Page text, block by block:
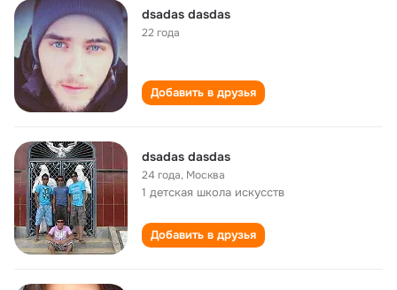
dsadas dasdas
22 года
Добавить в друзья
dsadas dasdas
24 года, Москва
1 детская школа искусств
Добавить в друзья